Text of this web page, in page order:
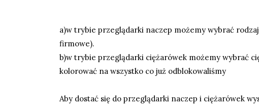
a)w trybie przeglądarki naczep możemy wybrać
firmowe).
b)w trybie przeglądarki ciężarówek możemy wybrać
kolorować na wszystko co już odblokowaliśmy
Aby dostać się do przeglądarki naczep i ciężarówek